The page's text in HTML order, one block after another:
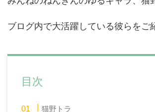
ブログ内で大活躍している彼らをご
目次
猫野トラ